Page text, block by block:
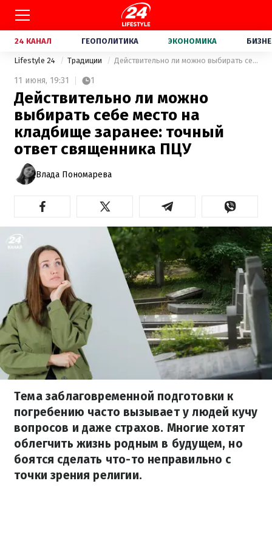
24 КАНАЛ ГЕОПОЛИТИКА ЭКОНОМИКА
Lifestyle 24 Традиции Действительно ли можно выбирать себе место на кладбище заранее: точный ответ священника ПЦУ
11 июня, 19:31 1
Действительно ли можно
выбирать себе место на
кладбище заранее: точный
ответ священника ПЦУ
Влада Пономарева
Тема заблаговременной подготовки к
погребению часто вызывает у людей кучу
вопросов и даже страхов. Многие хотят
облегчить жизнь родным в будущем, но
боятся сделать что-то неправильно с
точки зрения религии.